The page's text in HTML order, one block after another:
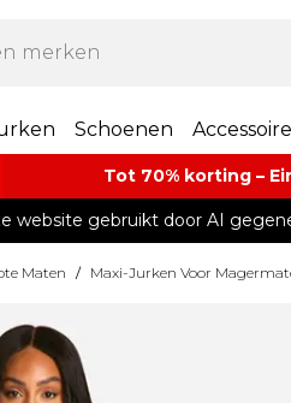
Schoenen
Tot 70% korting –
website gebruikt door AI
Maten / Maxi-Jurken Voor